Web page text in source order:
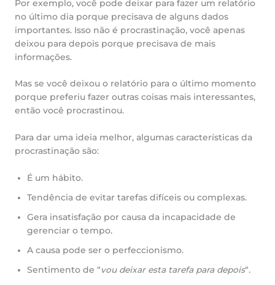
Por exemplo, você pode deixar para fazer um relatório
no último dia porque precisava de alguns dados
importantes. Isso não é procrastinação, você apenas
deixou para depois porque precisava de mais
informações.
Mas se você deixou o relatório para o último momento
porque preferiu fazer outras coisas mais interessantes,
então você procrastinou.
Para dar uma ideia melhor, algumas características da
procrastinação são:
É um hábito.
Tendência de evitar tarefas difíceis ou complexas.
Gera insatisfação por causa da incapacidade de
gerenciar o tempo.
A causa pode ser o perfeccionismo.
Sentimento de “vou deixar esta tarefa para depois“.